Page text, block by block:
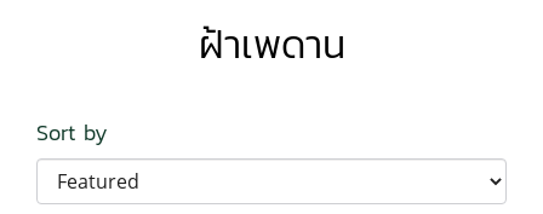
ฝ้าเพดาน
Sort by